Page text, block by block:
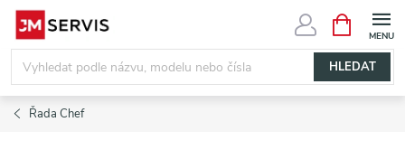
Přejít
obsah
HLEDAT
NÁKUPNÍ
KOŠÍK
Řada Chef